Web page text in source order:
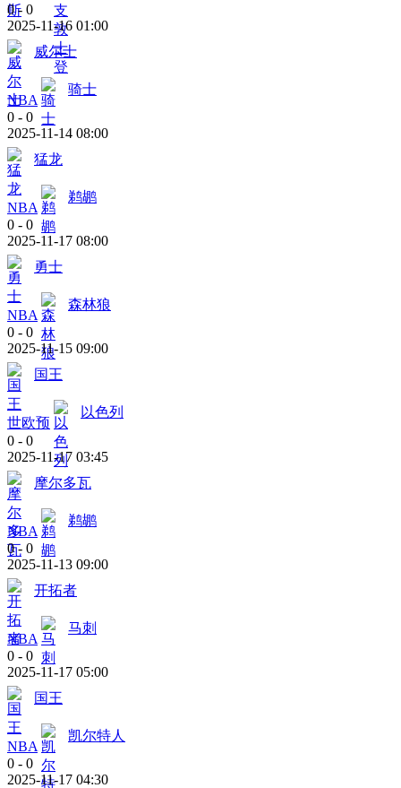
0 - 0
2025-11-16 01:00
威尔士
NBA
骑士
0 - 0
2025-11-14 08:00
猛龙
NBA
鹈鹕
0 - 0
2025-11-17 08:00
勇士
NBA
森林狼
0 - 0
2025-11-15 09:00
国王
世欧预
以色列
0 - 0
2025-11-17 03:45
摩尔多瓦
NBA
鹈鹕
0 - 0
2025-11-13 09:00
开拓者
NBA
马刺
0 - 0
2025-11-17 05:00
国王
NBA
凯尔特人
0 - 0
2025-11-17 04:30